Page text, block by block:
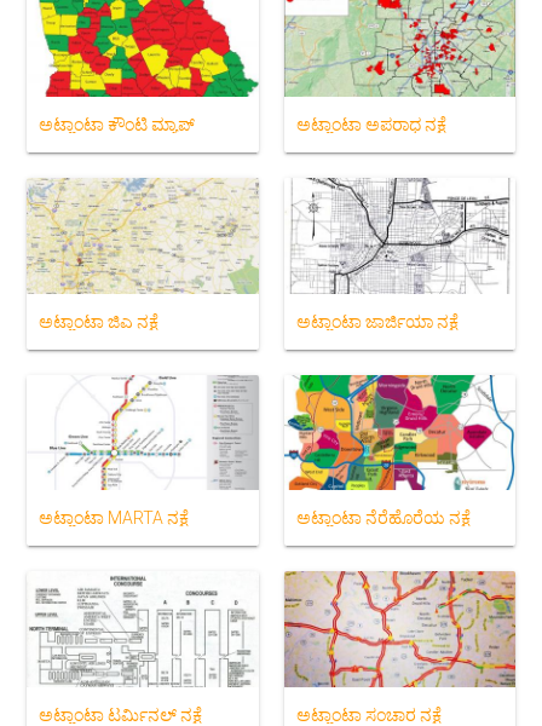
ಅಟ್ಲಾಂಟಾ ಕೌಂಟಿ ಮ್ಯಾಪ್ ಅಟ್ಲಾಂಟಾ ಅಪರಾಧ ನಕ್ಷೆ
ಅಟ್ಲಾಂಟಾ ಜಿಎ ನಕ್ಷೆ ಅಟ್ಲಾಂಟಾ ಜಾರ್ಜಿಯಾ ನಕ್ಷೆ
ಅಟ್ಲಾಂಟಾ MARTA ನಕ್ಷೆ ಅಟ್ಲಾಂಟಾ ನೆರೆಹೊರೆಯ ನಕ್ಷೆ
ಅಟ್ಲಾಂಟಾ ಟರ್ಮಿನಲ್ ನಕ್ಷೆ ಅಟ್ಲಾಂಟಾ ಸಂಚಾರ ನಕ್ಷೆ